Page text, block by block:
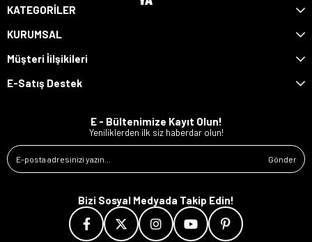
KATEGORİLER
KURUMSAL
Müşteri İilşikileri
E-Satış Destek
E - Bültenimize Kayıt Olun!
Yeniliklerden ilk siz haberdar olun!
Gönder
Bizi Sosyal Medyada Takip Edin!